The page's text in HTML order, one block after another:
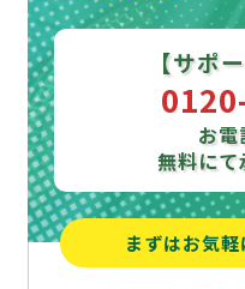
【サポ
お
無料にて
まずはお気軽